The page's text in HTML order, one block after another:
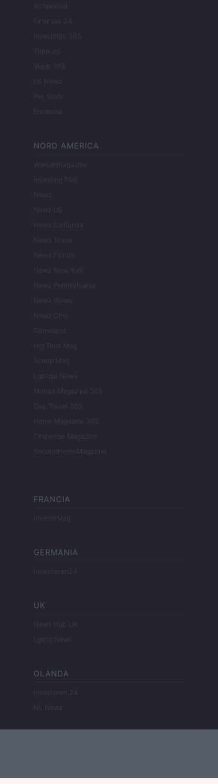
Actualidad
Finanzas 24
Investindo 365
Think.es
Viajar 365
ES Newz
Pet Story
Encocina
NORD AMERICA
Womanmagazine
Investing Plus
Newz
Newz US
Newz California
Newz Texas
Newz Florida
Newz New York
Newz Pennsylvania
Newz Illinois
Newz Ohio
Gameland
Hig Tech Mag
Scoop Mag
Lgbtqia News
Motors Magazine 365
Day Travel 365
Home Magazine 365
Cineverse Magazine
SecondHomeMagazine
FRANCIA
InvestirMag
GERMANIA
Investieren24
UK
News Hub UK
Lgbtq News
OLANDA
Investeren 24
NL Newz